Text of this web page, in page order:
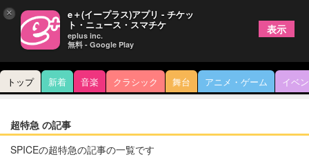
トップ 新着 音楽 クラシック 舞台 アニメ・ゲーム イベ
超特急 の記事
SPICEの超特急の記事の一覧です
× e＋(イープラス)アプリ - チケッ
ト・ニュース・スマチケ
eplus inc.
無料 - Google Play
表示